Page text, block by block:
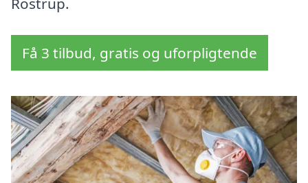
Få 3 tilbud, gratis og uforpligtende